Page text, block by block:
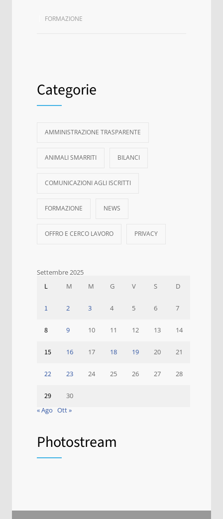
FORMAZIONE
Categorie
AMMINISTRAZIONE TRASPARENTE
ANIMALI SMARRITI BILANCI
COMUNICAZIONI AGLI ISCRITTI
FORMAZIONE NEWS
OFFRO E CERCO LAVORO PRIVACY
Settembre 2025
L M M G V S D
1 2 3 4 5 6 7
8 9 10 11 12 13 14
15 16 17 18 19 20 21
22 23 24 25 26 27 28
29
30
« Ago Ott »
Photostream